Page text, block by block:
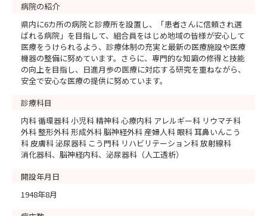
病院の紹介
県内に6カ所の病院と診療所を設置し、「患者さんに信頼され選
ばれる病院」を目指して、組合員をはじめ地域の皆様が安心して
医療をうけられるよう、診療体制の充実と最新の医療施設や医療
機器の整備に努めています。さらに、専門的な知識の修得と技能
の向上を目指し、日進月歩の医療に対応する研究を重ねながら、
安全で安心な医療の提供に努めています。
診療科目
内科 循環器科 小児科 精神科 心療内科 アレルギー科 リウマチ科
外科 整形外科 形成外科 脳神経外科 産婦人科 眼科 耳鼻いんこう
科 皮膚科 泌尿器科 こう門科 リハビリテーション科 放射線科
消化器科、脳神経内科、泌尿器科（人工透析）
開設年月日
1948年8月